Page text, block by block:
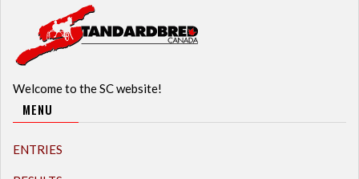
Welcome to the SC website!
MENU
ENTRIES